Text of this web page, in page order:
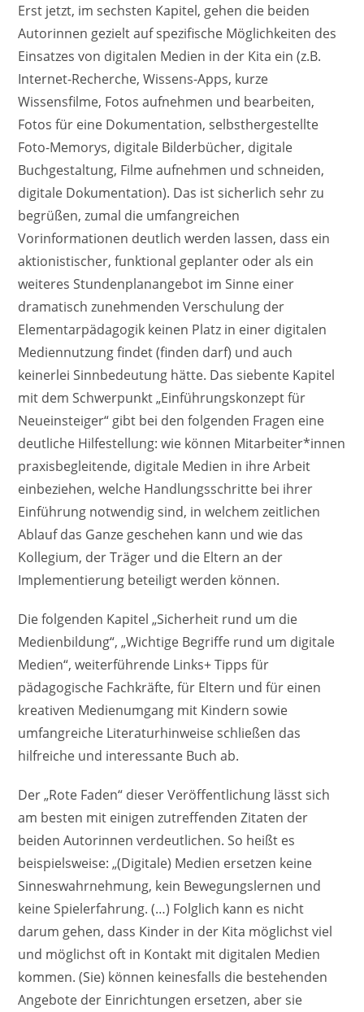
Erst jetzt, im sechsten Kapitel, gehen die beiden
Autorinnen gezielt auf spezifische Möglichkeiten des
Einsatzes von digitalen Medien in der Kita ein (z.B.
Internet-Recherche, Wissens-Apps, kurze
Wissensfilme, Fotos aufnehmen und bearbeiten,
Fotos für eine Dokumentation, selbsthergestellte
Foto-Memorys, digitale Bilderbücher, digitale
Buchgestaltung, Filme aufnehmen und schneiden,
digitale Dokumentation). Das ist sicherlich sehr zu
begrüßen, zumal die umfangreichen
Vorinformationen deutlich werden lassen, dass ein
aktionistischer, funktional geplanter oder als ein
weiteres Stundenplanangebot im Sinne einer
dramatisch zunehmenden Verschulung der
Elementarpädagogik keinen Platz in einer digitalen
Mediennutzung findet (finden darf) und auch
keinerlei Sinnbedeutung hätte. Das siebente Kapitel
mit dem Schwerpunkt „Einführungskonzept für
Neueinsteiger“ gibt bei den folgenden Fragen eine
deutliche Hilfestellung: wie können Mitarbeiter*innen
praxisbegleitende, digitale Medien in ihre Arbeit
einbeziehen, welche Handlungsschritte bei ihrer
Einführung notwendig sind, in welchem zeitlichen
Ablauf das Ganze geschehen kann und wie das
Kollegium, der Träger und die Eltern an der
Implementierung beteiligt werden können.
Die folgenden Kapitel „Sicherheit rund um die
Medienbildung“, „Wichtige Begriffe rund um digitale
Medien“, weiterführende Links+ Tipps für
pädagogische Fachkräfte, für Eltern und für einen
kreativen Medienumgang mit Kindern sowie
umfangreiche Literaturhinweise schließen das
hilfreiche und interessante Buch ab.
Der „Rote Faden“ dieser Veröffentlichung lässt sich
am besten mit einigen zutreffenden Zitaten der
beiden Autorinnen verdeutlichen. So heißt es
beispielsweise: „(Digitale) Medien ersetzen keine
Sinneswahrnehmung, kein Bewegungslernen und
keine Spielerfahrung. (…) Folglich kann es nicht
darum gehen, dass Kinder in der Kita möglichst viel
und möglichst oft in Kontakt mit digitalen Medien
kommen. (Sie) können keinesfalls die bestehenden
Angebote der Einrichtungen ersetzen, aber sie